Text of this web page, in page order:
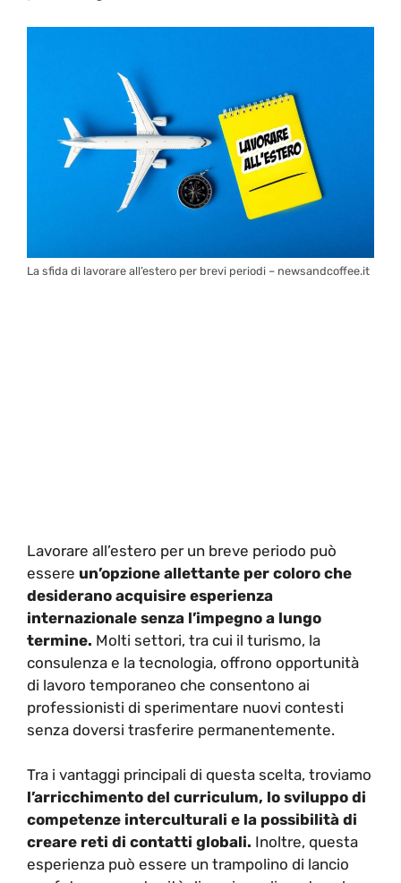
La sfida di lavorare all’estero per brevi periodi – newsandcoffee.it
Lavorare all’estero per un breve periodo può
essere un’opzione allettante per coloro che
desiderano acquisire esperienza
internazionale senza l’impegno a lungo
termine. Molti settori, tra cui il turismo, la
consulenza e la tecnologia, offrono opportunità
di lavoro temporaneo che consentono ai
professionisti di sperimentare nuovi contesti
senza doversi trasferire permanentemente.
Tra i vantaggi principali di questa scelta, troviamo
l’arricchimento del curriculum, lo sviluppo di
competenze interculturali e la possibilità di
creare reti di contatti globali. Inoltre, questa
esperienza può essere un trampolino di lancio